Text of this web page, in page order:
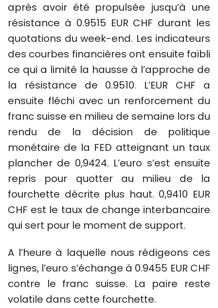
après avoir été propulsée jusqu’à une
résistance à 0.9515 EUR CHF durant les
quotations du week-end. Les indicateurs
des courbes financières ont ensuite faibli
ce qui a limité la hausse à l’approche de
la résistance de 0.9510. L’EUR CHF a
ensuite fléchi avec un renforcement du
franc suisse en milieu de semaine lors du
rendu de la décision de politique
monétaire de la FED atteignant un taux
plancher de 0,9424. L’euro s’est ensuite
repris pour quotter au milieu de la
fourchette décrite plus haut. 0,9410 EUR
CHF est le taux de change interbancaire
qui sert pour le moment de support.
A l’heure à laquelle nous rédigeons ces
lignes, l’euro s’échange à 0.9455 EUR CHF
contre le franc suisse. La paire reste
volatile dans cette fourchette.